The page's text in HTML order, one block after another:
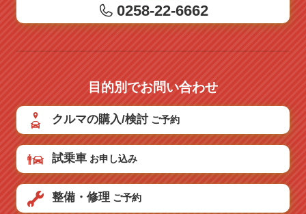
0258-22-6662
目的別でお問い合わせ
クルマの購入/検討 ご予約
試乗車 お申し込み
整備・修理 ご予約